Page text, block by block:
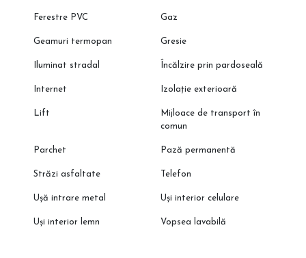
Ferestre PVC Gaz
Geamuri termopan Gresie
Iluminat stradal Încălzire prin pardoseală
Internet Izolație exterioară
Lift
Mijloace de transport în
comun
Parchet Pază permanentă
Străzi asfaltate Telefon
Ușă intrare metal Uși interior celulare
Uși interior lemn Vopsea lavabilă